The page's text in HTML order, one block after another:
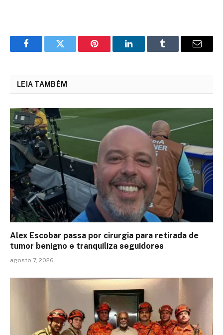
FacebookTwitter Pinterest LinkedInTumblr Email
LEIA TAMBÉM
Alex Escobar passa por cirurgia para retirada de
tumor benigno e tranquiliza seguidores
agosto 7, 2026